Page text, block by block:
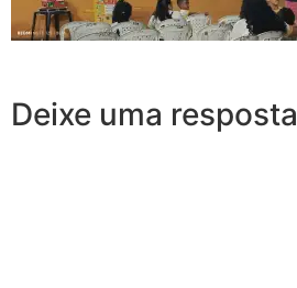
Deixe uma resposta